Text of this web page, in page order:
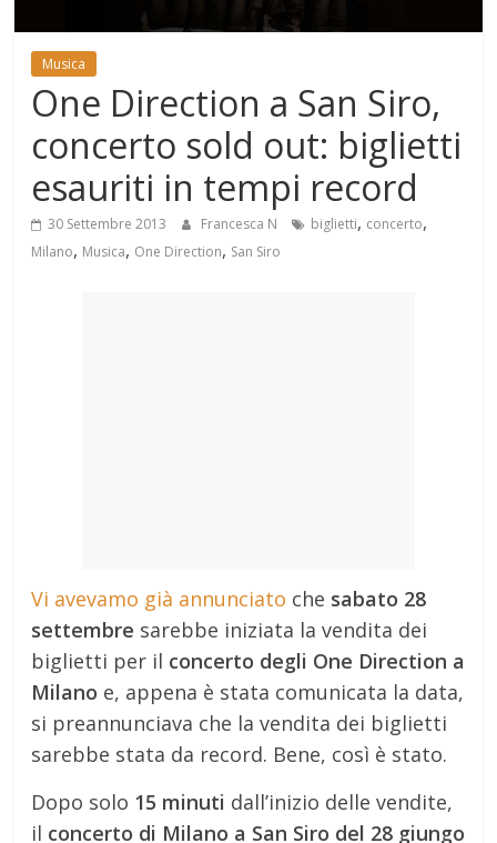
Musica
One Direction a San Siro,
concerto sold out: biglietti
esauriti in tempi record
30 Settembre 2013 Francesca N biglietti, concerto,
Milano, Musica, One Direction, San Siro
Vi avevamo già annunciato che sabato 28
settembre sarebbe iniziata la vendita dei
biglietti per il concerto degli One Direction a
Milano e, appena è stata comunicata la data,
si preannunciava che la vendita dei biglietti
sarebbe stata da record. Bene, così è stato.
Dopo solo 15 minuti dall’inizio delle vendite,
il concerto di Milano a San Siro del 28 giungo